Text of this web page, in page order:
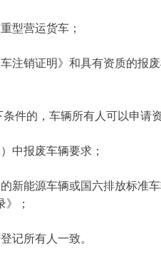
型营运货车；
销证明》和具有资质的报
的，车辆所有人可以申请资
中报废车辆要求；
能源车辆或国六排放标准
；
所有人一致。